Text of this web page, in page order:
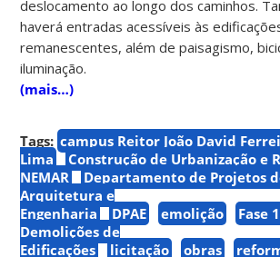
deslocamento ao longo dos caminhos.
haverá entradas acessíveis às
remanescentes, além de paisagismo,
iluminação.
(mais…)
Tags: campus Reitor João David
Lima
Construção de Urbanização e
NEMAR
Departamento de Projetos
Arquitetura e
Engenharia
DPAE emolição
Fase
Demolições de
Edificações
licitação obras